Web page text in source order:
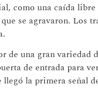
como una caída
se agravaron. Los
de una gran
de entrada para
la primera señal